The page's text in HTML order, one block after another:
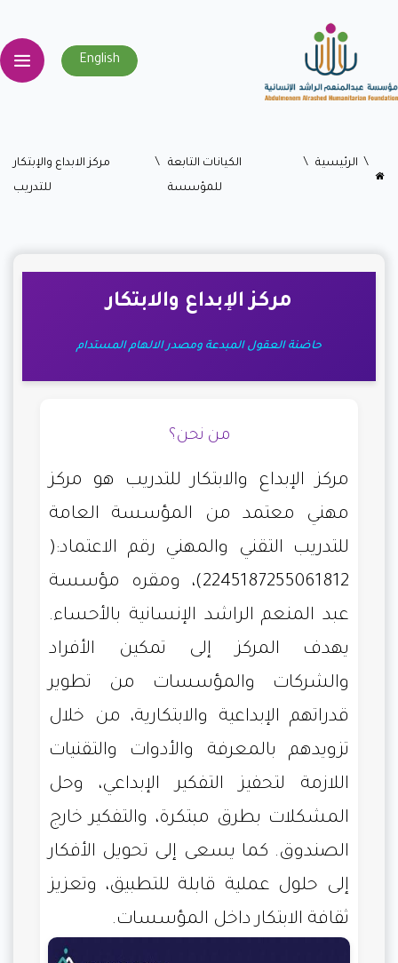
English
اﻟﺮﺋﻴﺴﻴﺔ
الكيانات التابعة
للمؤسسة
مركز الابداع والإبتكار
للتدريب
مركز الإبداع والابتكار
حاضنة العقول المبدعة ومصدر الالهام المستدام
من نحن؟
مركز الإبداع والابتكار للتدريب هو مركز
مهني معتمد من المؤسسة العامة
للتدريب التقني والمهني رقم الاعتماد:(
2245187255061812)، ومقره مؤسسة
عبد المنعم الراشد الإنسانية بالأحساء.
يهدف المركز إلى تمكين الأفراد
والشركات والمؤسسات من تطوير
قدراتهم الإبداعية والابتكارية، من خلال
تزويدهم بالمعرفة والأدوات والتقنيات
اللازمة لتحفيز التفكير الإبداعي، وحل
المشكلات بطرق مبتكرة، والتفكير خارج
الصندوق. كما يسعى إلى تحويل الأفكار
إلى حلول عملية قابلة للتطبيق، وتعزيز
ثقافة الابتكار داخل المؤسسات.